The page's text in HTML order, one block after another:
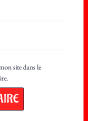
site dans le